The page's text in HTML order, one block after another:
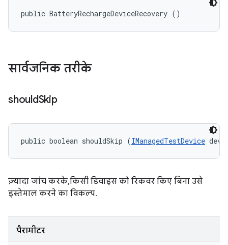
public BatteryRechargeDeviceRecovery ()
सार्वजनिक तरीके
shouldSkip
public boolean shouldSkip (IManagedTestDevice
ज़्यादा जांच करके, किसी डिवाइस को रिकवर किए बिना उसे
इस्तेमाल करने का विकल्प.
पैरामीटर